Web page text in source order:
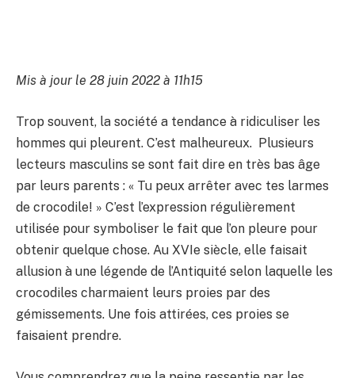
Mis à jour le 28 juin 2022 à 11h15
Trop souvent, la société a tendance à ridiculiser les
hommes qui pleurent. C’est malheureux. Plusieurs
lecteurs masculins se sont fait dire en très bas âge
par leurs parents : « Tu peux arrêter avec tes larmes
de crocodile! » C’est l’expression régulièrement
utilisée pour symboliser le fait que l’on pleure pour
obtenir quelque chose. Au XVIe siècle, elle faisait
allusion à une légende de l’Antiquité selon laquelle les
crocodiles charmaient leurs proies par des
gémissements. Une fois attirées, ces proies se
faisaient prendre.